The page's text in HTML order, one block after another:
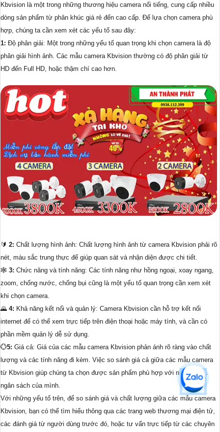
Kbvision là một trong những thương hiệu camera nổi tiếng, cung cấp nhiều
dòng sản phẩm từ phân khúc giá rẻ đến cao cấp. Để lựa chọn camera phù
hợp, chúng ta cần xem xét các yếu tố sau đây:
1: Độ phân giải: Một trong những yếu tố quan trọng khi chọn camera là độ
phân giải hình ảnh. Các mẫu camera Kbvision thường có độ phân giải từ
HD đến Full HD, hoặc thậm chí cao hơn.
🔰 2: Chất lượng hình ảnh: Chất lượng hình ảnh từ camera Kbvision phải rõ
nét, màu sắc trung thực để giúp quan sát và nhận diện được chi tiết.
🕸️ 3: Chức năng và tính năng: Các tính năng như hồng ngoại, xoay ngang,
zoom, chống nước, chống bụi cũng là một yếu tố quan trọng cần xem xét
khi chọn camera.
🌄 4: Khả năng kết nối và quản lý: Camera Kbvision cần hỗ trợ kết nối
internet để có thể xem trực tiếp trên điện thoại hoặc máy tính, và cần có
phần mềm quản lý dễ sử dụng.
💮5: Giá cả: Giá của các mẫu camera Kbvision phản ánh rõ ràng vào chất
lượng và các tính năng đi kèm. Việc so sánh giá cả giữa các mẫu camera
từ Kbvision giúp chúng ta chọn được sản phẩm phù hợp với nhu cầu và
ngân sách của mình.
Với những yếu tố trên, để so sánh giá và chất lượng giữa các mẫu camera
Kbvision, bạn có thể tìm hiểu thông qua các trang web thương mại điện tử,
các đánh giá từ người dùng trước đó, hoặc tư vấn trực tiếp từ các chuyên